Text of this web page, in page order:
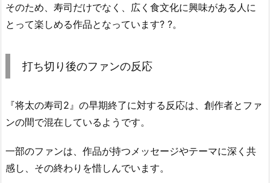
そのため、寿司だけでなく、広く食文化に興味がある人に
とって楽しめる作品となっています? ?。
打ち切り後のファンの反応
『将太の寿司2』の早期終了に対する反応は、創作者とファ
ンの間で混在しているようです。
一部のファンは、作品が持つメッセージやテーマに深く共
感し、その終わりを惜しんでいます。